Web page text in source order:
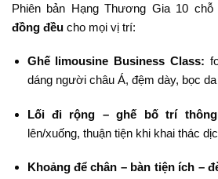
Phiên bản Hạng Thương Gia 10
đồng đều cho mọi vị trí:
Ghế limousine Business Class:
dáng người châu Á, đệm dày, bọc
Lối đi rộng – ghế bố trí thông
lên/xuống, thuận tiện khi khai thác
Khoảng để chân – bàn tiện ích –